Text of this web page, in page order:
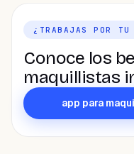
¿TRABAJAS POR TU
Conoce los
maquillistas
app para